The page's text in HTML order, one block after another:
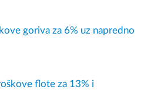
goriva za 6% uz napredno
flote za 13% i